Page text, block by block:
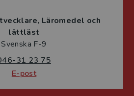
Läromedel och
lättläst
Svenska F-9
31 23 75
E-post